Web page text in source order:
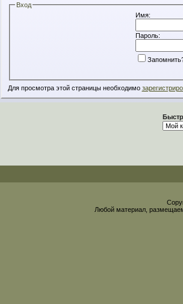
Вход
Имя:
Пароль:
Для просмотра этой страницы необходимо
Любой материал,